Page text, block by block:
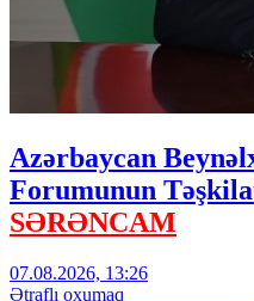
Azərbaycan
Forumunun
SƏRƏNCAM
07.08.2026, 13:26
Ətraflı oxumaq